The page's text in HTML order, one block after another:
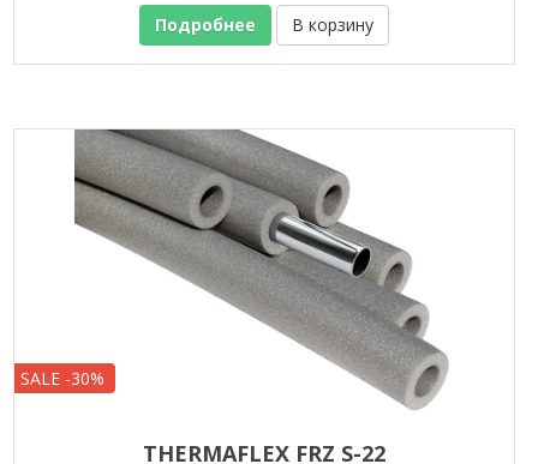
Подробнее
В корзину
SALE -30%
THERMAFLEX FRZ S-22